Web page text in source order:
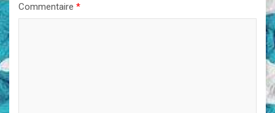
Commentaire *